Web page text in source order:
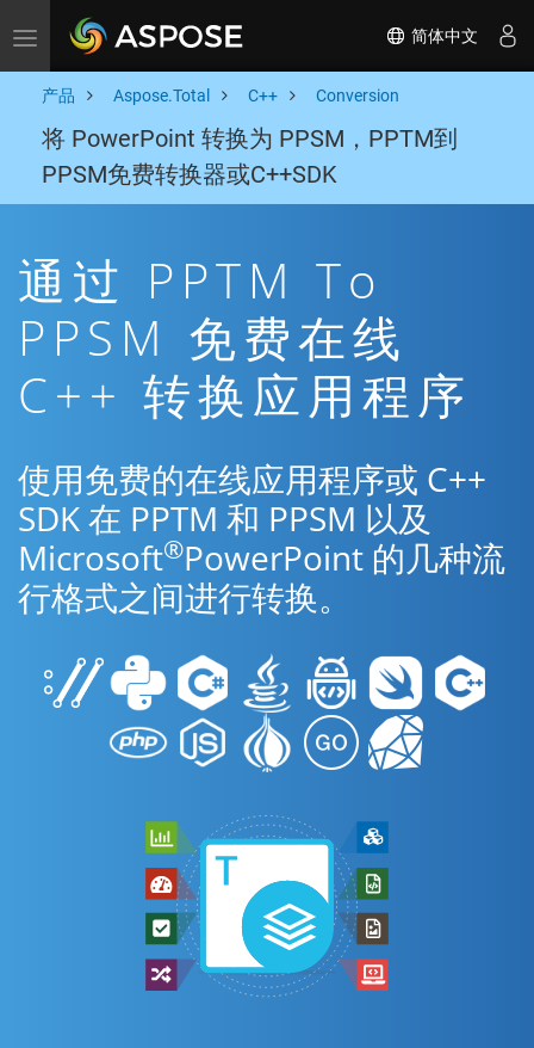
Toggle navigation 简体中文
产品 Aspose.Total C++ Conversion
将 PowerPoint 转换为 PPSM，PPTM到
PPSM免费转换器或C++SDK
通过 PPTM To
PPSM 免费在线
C++ 转换应用程序
使用免费的在线应用程序或 C++
SDK 在 PPTM 和 PPSM 以及
Microsoft®PowerPoint 的几种流
行格式之间进行转换。